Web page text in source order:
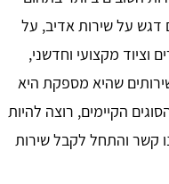
דגש על שירות אדיב, על
וציוד מקצועי וחדשני,
שהיא מספקת היא
הקיימים, רוצה להיות
קשר והתחל לקבל שירות